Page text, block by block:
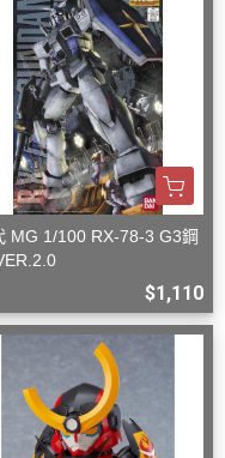
MG 1/100 RX-78-3 G3鋼
$1,110